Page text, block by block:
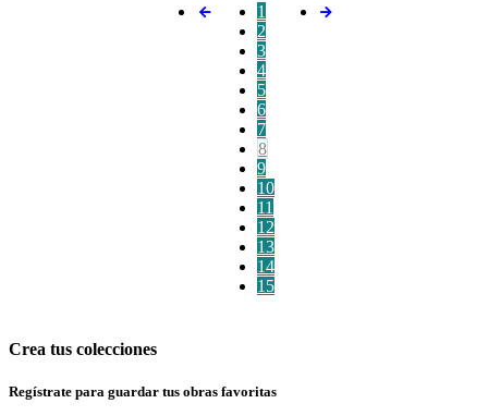
1
2
3
4
5
6
7
8
9
10
11
12
13
14
15
Crea tus colecciones
Regístrate para guardar tus obras favoritas